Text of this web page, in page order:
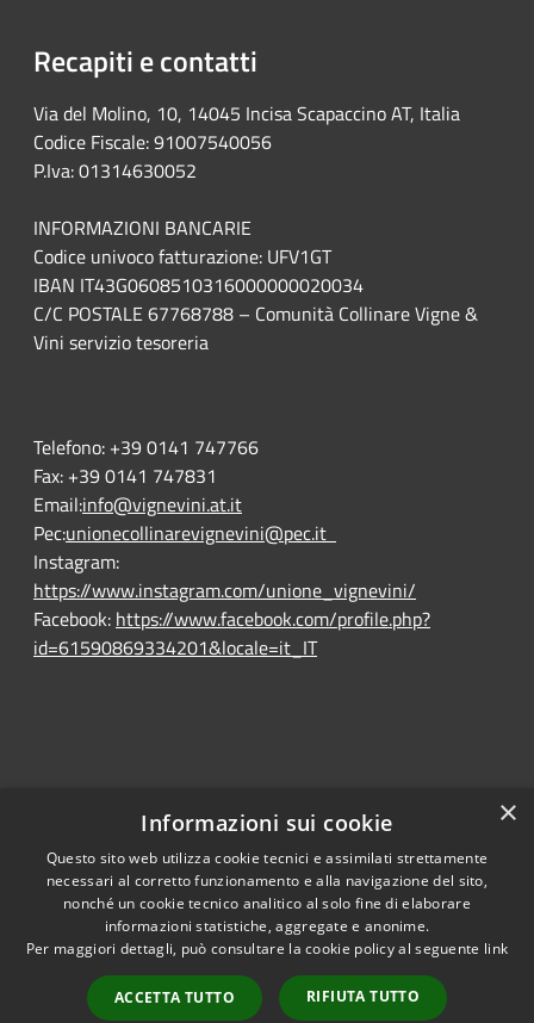
Recapiti e contatti
Via del Molino, 10, 14045 Incisa Scapaccino AT, Italia
Codice Fiscale: 91007540056
P.Iva: 01314630052
INFORMAZIONI BANCARIE
Codice univoco fatturazione: UFV1GT
IBAN IT43G0608510316000000020034
C/C POSTALE 67768788 – Comunità Collinare Vigne &
Vini servizio tesoreria
Telefono: +39 0141 747766
Fax: +39 0141 747831
Email:info@vignevini.at.it
Pec:unionecollinarevignevini@pec.it
Instagram:
https://www.instagram.com/unione_vignevini/
Facebook: https://www.facebook.com/profile.php?
id=61590869334201&locale=it_IT
RSS
Accessibility
Cookie
Sitemap
Ente convenzionato
Astigov
Progetto|Convenzione|
Adesioni
×
Informazioni sui cookie
Questo sito web utilizza cookie tecnici e assimilati strettamente
necessari al corretto funzionamento e alla navigazione del sito,
nonché un cookie tecnico analitico al solo fine di elaborare
informazioni statistiche, aggregate e anonime.
Per maggiori dettagli, può consultare la cookie policy al seguente link
ACCETTA TUTTO RIFIUTA TUTTO